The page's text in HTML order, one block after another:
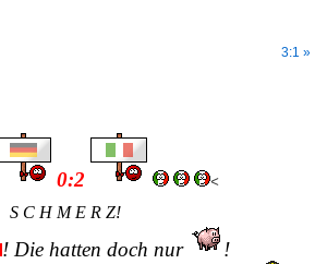
3:1 »
0:2 <
S C H M E R Z!
! Die hatten doch nur !